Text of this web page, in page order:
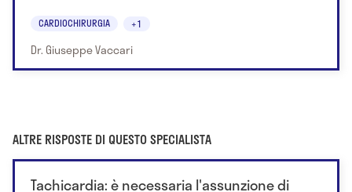
CARDIOCHIRURGIA +1
Dr. Giuseppe Vaccari
ALTRE RISPOSTE DI QUESTO SPECIALISTA
Tachicardia: è necessaria l'assunzione di